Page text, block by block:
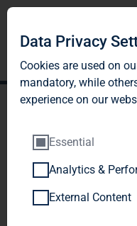
TAG
Data Privacy
Cookies are used on
mandatory, while
experience on our
Essential
Analytics &
External Content